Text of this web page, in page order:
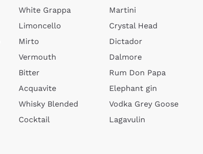
White Grappa
Limoncello
Mirto
Vermouth
Bitter
Acquavite
Whisky Blended
Cocktail
Martini
Crystal Head
Dictador
Dalmore
Rum Don Papa
Elephant gin
Vodka Grey Goose
Lagavulin